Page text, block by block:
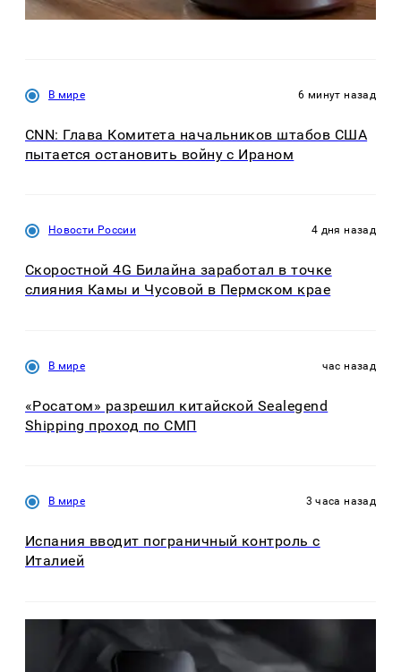
В мире 6 минут назад
CNN: Глава Комитета начальников штабов США
пытается остановить войну с Ираном
Новости России 4 дня назад
Скоростной 4G Билайна заработал в точке
слияния Камы и Чусовой в Пермском крае
В мире час назад
«Росатом» разрешил китайской Sealegend
Shipping проход по СМП
В мире 3 часа назад
Испания вводит пограничный контроль с
Италией